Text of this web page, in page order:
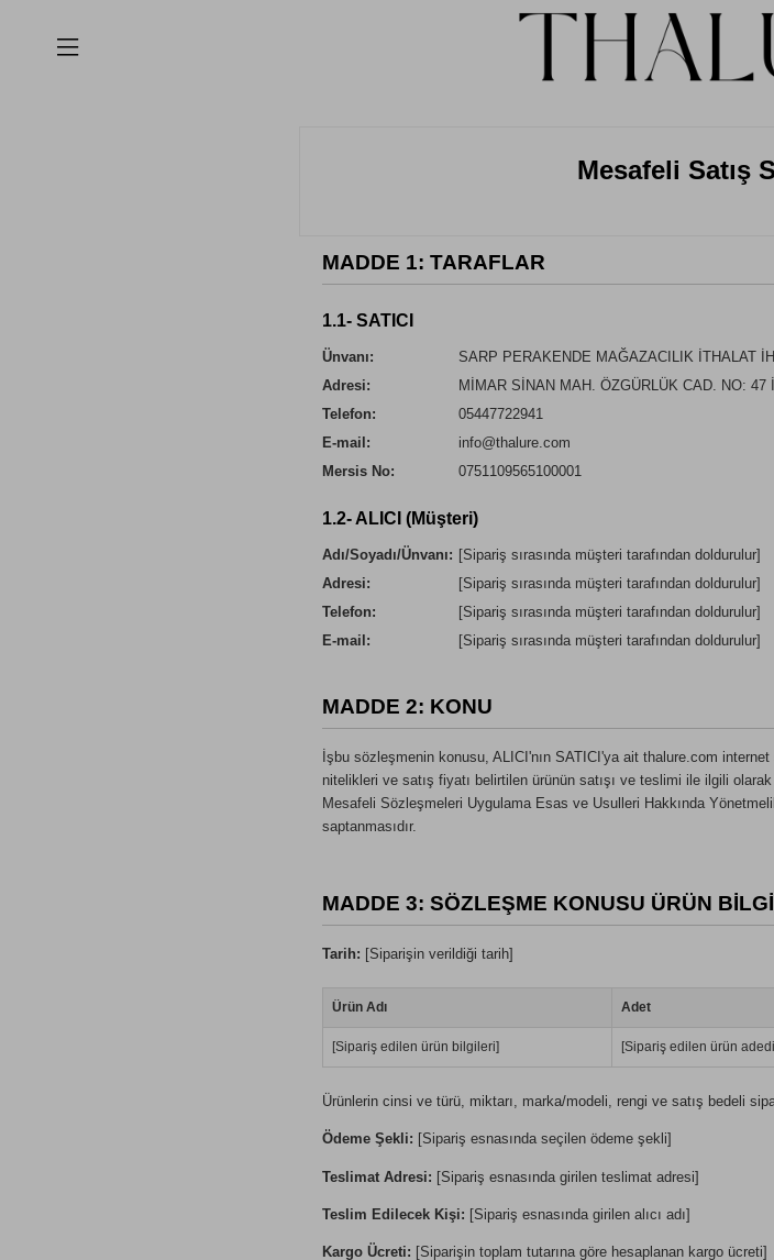
Mesafeli Satış
MADDE 1: TARAFLAR
1.1- SATICI
Ünvanı:
SARP PERAKENDE MAĞAZACILIK İTHALAT
Adresi:
MİMAR SİNAN MAH. ÖZGÜRLÜK CAD. NO:
Telefon:
05447722941
E-mail:
info@thalure.com
Mersis No:
0751109565100001
1.2- ALICI (Müşteri)
Adı/Soyadı/Ünvanı: [Sipariş sırasında müşteri tarafından doldurulur]
Adresi:
[Sipariş sırasında müşteri tarafından doldurulur]
Telefon:
[Sipariş sırasında müşteri tarafından doldurulur]
E-mail:
[Sipariş sırasında müşteri tarafından doldurulur]
MADDE 2: KONU
İşbu sözleşmenin konusu, ALICI'nın SATICI'ya ait thalure.com
nitelikleri ve satış fiyatı belirtilen ürünün satışı ve teslimi ile ilgili
Mesafeli Sözleşmeleri Uygulama Esas ve Usulleri Hakkında
saptanmasıdır.
MADDE 3: SÖZLEŞME KONUSU ÜRÜN
Tarih: [Siparişin verildiği tarih]
Ürün Adı Adet
[Sipariş edilen ürün bilgileri] [Sipariş edilen ürün
Ürünlerin cinsi ve türü, miktarı, marka/modeli, rengi ve satış bedeli
Ödeme Şekli: [Sipariş esnasında seçilen ödeme şekli]
Teslimat Adresi: [Sipariş esnasında girilen teslimat adresi]
Teslim Edilecek Kişi: [Sipariş esnasında girilen alıcı adı]
Kargo Ücreti: [Siparişin toplam tutarına göre hesaplanan kargo ücreti]